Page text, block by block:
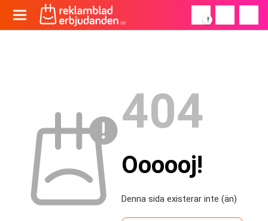
!
404
Oooooj!
Denna sida existerar inte (än)